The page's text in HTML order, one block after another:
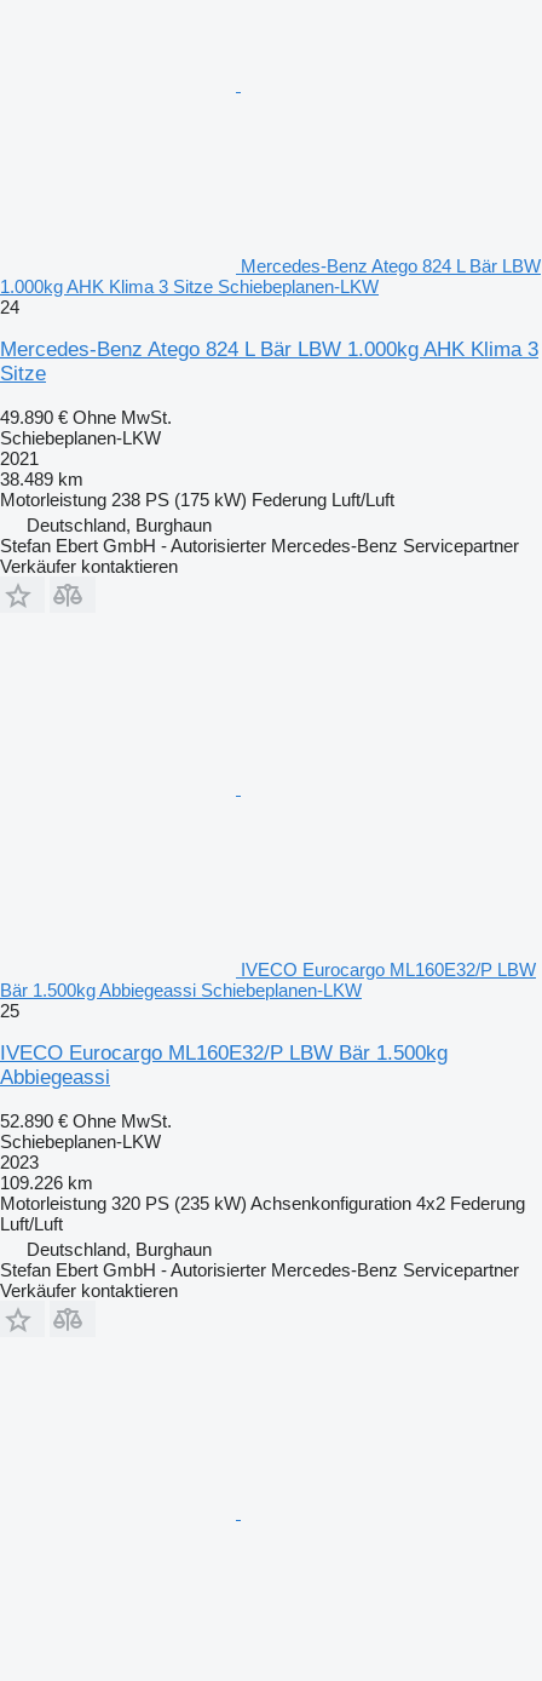
Mercedes-Benz Atego 824 L Bär LBW
1.000kg AHK Klima 3 Sitze Schiebeplanen-LKW
24
Mercedes-Benz Atego 824 L Bär LBW 1.000kg AHK Klima 3
Sitze
49.890 € Ohne MwSt.
Schiebeplanen-LKW
2021
38.489 km
Motorleistung 238 PS (175 kW) Federung Luft/Luft
Deutschland, Burghaun
Stefan Ebert GmbH - Autorisierter Mercedes-Benz Servicepartner
Verkäufer kontaktieren
IVECO Eurocargo ML160E32/P LBW
Bär 1.500kg Abbiegeassi Schiebeplanen-LKW
25
IVECO Eurocargo ML160E32/P LBW Bär 1.500kg
Abbiegeassi
52.890 € Ohne MwSt.
Schiebeplanen-LKW
2023
109.226 km
Motorleistung 320 PS (235 kW) Achsenkonfiguration 4x2 Federung
Luft/Luft
Deutschland, Burghaun
Stefan Ebert GmbH - Autorisierter Mercedes-Benz Servicepartner
Verkäufer kontaktieren